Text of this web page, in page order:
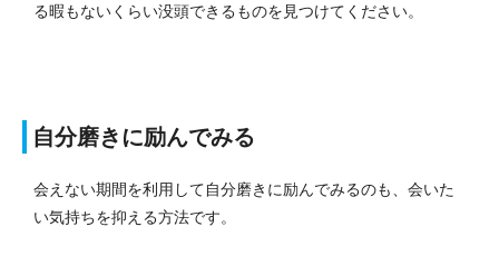
る暇もないくらい没頭できるものを見つけてください。
自分磨きに励んでみる
会えない期間を利用して自分磨きに励んでみるのも、会いた
い気持ちを抑える方法です。